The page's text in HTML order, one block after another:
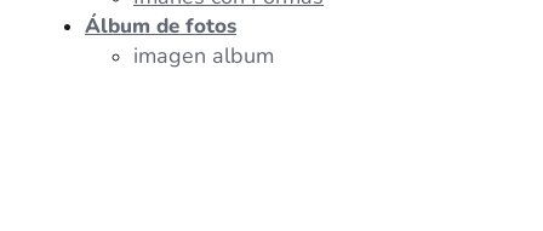
Álbum de fotos
imagen album